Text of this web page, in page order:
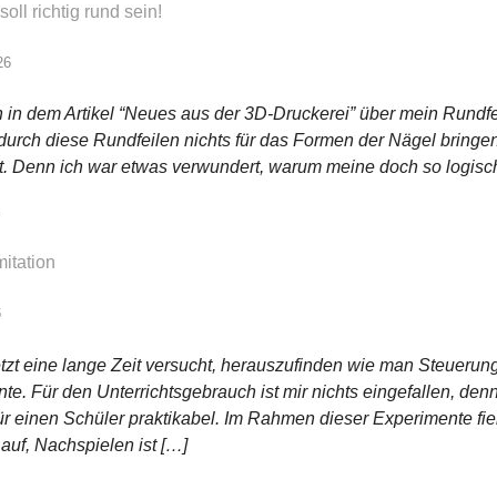
richtig rund sein!
in dem Artikel “Neues aus der 3D-Druckerei” über mein
diese Rundfeilen nichts für das Formen der Nägel
Denn ich war etwas verwundert, warum meine doch so
eine lange Zeit versucht, herauszufinden wie man
Für den Unterrichtsgebrauch ist mir nichts eingefallen,
einen Schüler praktikabel. Im Rahmen dieser Experimente
Nachspielen ist […]